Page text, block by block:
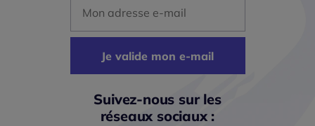
Je valide mon e-mail
Suivez-nous sur les
réseaux sociaux :